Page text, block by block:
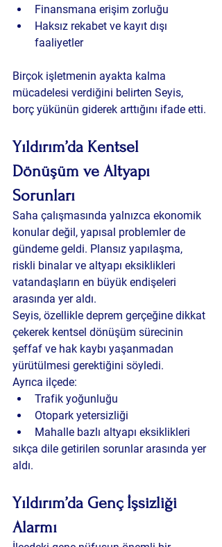
Finansmana erişim zorluğu
Haksız rekabet ve kayıt dışı
faaliyetler
Birçok işletmenin ayakta kalma
mücadelesi verdiğini belirten Seyis,
borç yükünün giderek arttığını ifade etti.
Yıldırım’da Kentsel
Dönüşüm ve Altyapı
Sorunları
Saha çalışmasında yalnızca ekonomik
konular değil, yapısal problemler de
gündeme geldi. Plansız yapılaşma,
riskli binalar ve altyapı eksiklikleri
vatandaşların en büyük endişeleri
arasında yer aldı.
Seyis, özellikle deprem gerçeğine dikkat
çekerek kentsel dönüşüm sürecinin
şeffaf ve hak kaybı yaşanmadan
yürütülmesi gerektiğini söyledi.
Ayrıca ilçede:
Trafik yoğunluğu
Otopark yetersizliği
Mahalle bazlı altyapı eksiklikleri
sıkça dile getirilen sorunlar arasında yer
aldı.
Yıldırım’da Genç İşsizliği
Alarmı